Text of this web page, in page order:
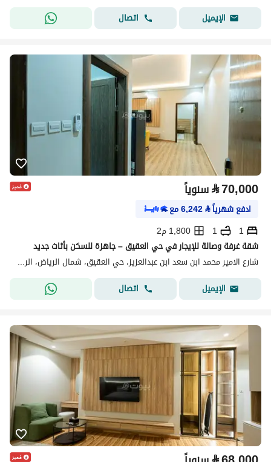
الإيميل
اتصال
⃁70,000 سنوياً
ادفع شهرياً⃁
6,242مع
1
1
1,800 م2
شقة غرفة وصالة للإيجار في حي العقيق – جاهزة للسكن بأثاث جديد
شارع الامير محمد ابن سعد ابن عبدالعزيز، حي العقيق، شمال الرياض، الرياض
الإيميل
اتصال